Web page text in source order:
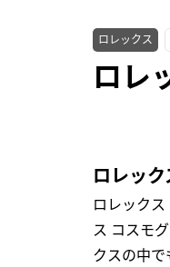
ロレックス
ロレ
ロレッ
ロレック
ス コスモ
クスの中